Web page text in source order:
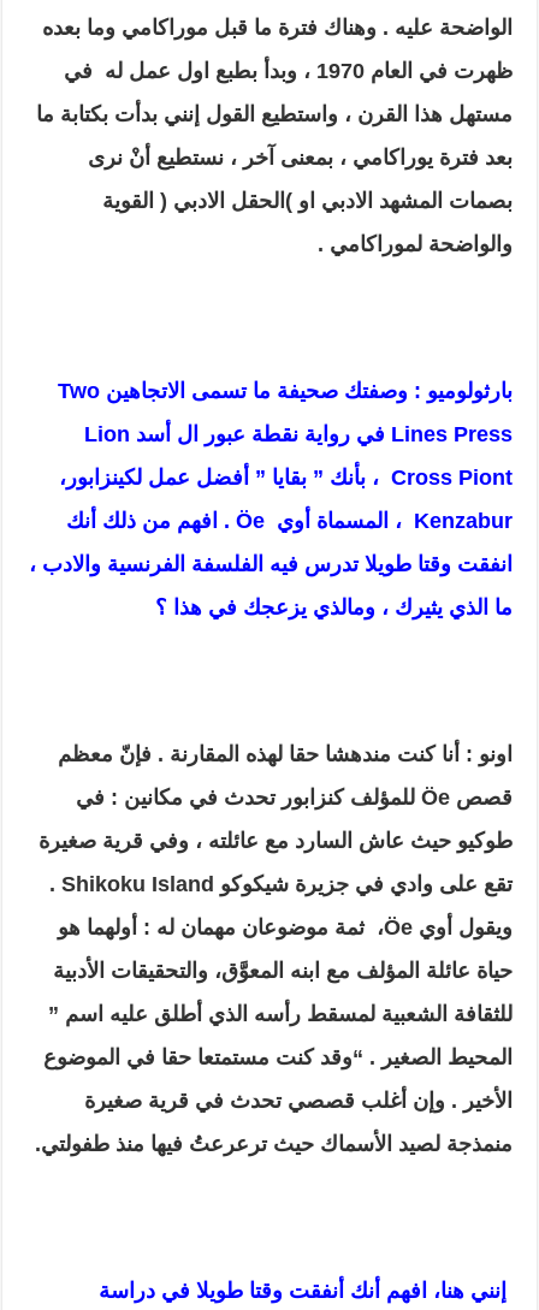
الواضحة عليه . وهناك فترة ما قبل موراكامي وما بعده
ظهرت في العام 1970 ، وبدأ بطبع اول عمل له في
مستهل هذا القرن ، واستطيع القول إنني بدأت بكتابة ما
بعد فترة يوراكامي ، بمعنى آخر ، نستطيع أنْ نرى
بصمات المشهد الادبي او) الحقل الادبي ( القوية
والواضحة لموراكامي .
بارثولوميو : وصفتك صحيفة ما تسمى الاتجاهينTwo
Lines Press في رواية نقطة عبور ال أسد Lion
Cross Piont
، بأنك ” بقايا ” أفضل عمل لكينزابور،
Kenzabur ، المسماة أوي Öe
. افهم من ذلك أنك
انفقت وقتا طويلا تدرس فيه الفلسفة الفرنسية والادب ،
ما الذي يثيرك ، ومالذي يزعجك في هذا ؟
اونو : أنا كنت مندهشا حقا لهذه المقارنة . فإنّ معظم
قصصÖe للمؤلف كنزابور تحدث في مكانين : في
طوكيو حيث عاش السارد مع عائلته ، وفي قرية صغيرة
تقع على وادي في جزيرة شيكوكو Shikoku Island
.
ويقول أويÖe، ثمة موضوعان مهمان له : أولهما هو
حياة عائلة المؤلف مع ابنه المعوَّق، والتحقيقات الأدبية
للثقافة الشعبية لمسقط رأسه الذي أطلق عليه اسم ”
المحيط الصغير . “وقد كنت مستمتعا حقا في الموضوع
الأخير . وإن أغلب قصصي تحدث في قرية صغيرة
منمذجة لصيد الأسماك حيث ترعرعتُ فيها منذ طفولتي.
إنني هنا، افهم أنك أنفقت وقتا طويلا في دراسة